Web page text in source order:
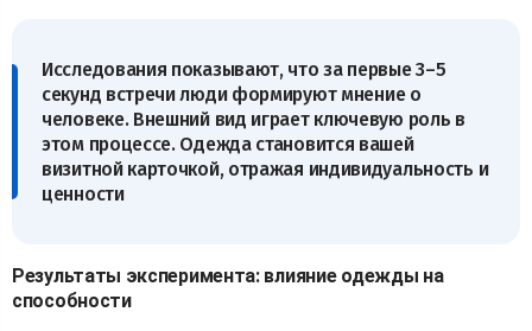
Исследования показывают, что за первые 3–5
секунд встречи люди формируют мнение о
человеке. Внешний вид играет ключевую роль в
этом процессе. Одежда становится вашей
визитной карточкой, отражая индивидуальность и
ценности
Результаты эксперимента: влияние одежды на
способности